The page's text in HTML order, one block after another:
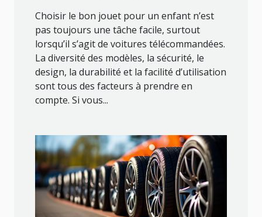
Choisir le bon jouet pour un enfant n’est
pas toujours une tâche facile, surtout
lorsqu’il s’agit de voitures télécommandées.
La diversité des modèles, la sécurité, le
design, la durabilité et la facilité d’utilisation
sont tous des facteurs à prendre en
compte. Si vous...